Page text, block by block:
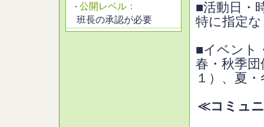
・ 公開レベル：
班長の承認が必要
■活動日・
特に指定
■イベント
春・秋季
１）、夏
≪コミュ